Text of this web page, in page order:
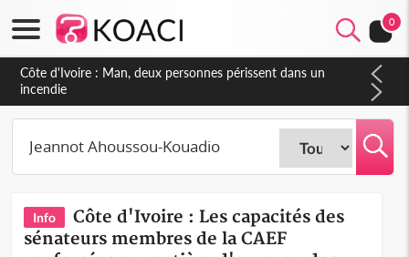
0
Côte d'Ivoire : Séileu, la célébration de la fête nationale
transformée en vaste campagne contre les produits
dépigmentants dangereux
Info
Côte d'Ivoire : Les capacités des
sénateurs membres de la CAEF